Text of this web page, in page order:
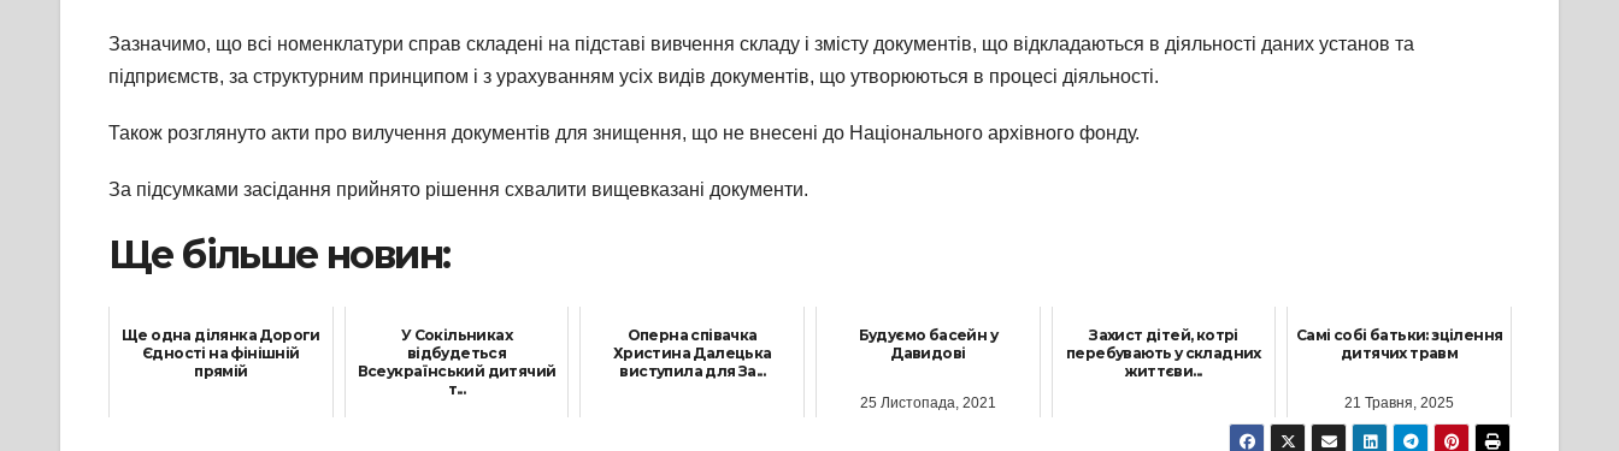
Зазначимо, що всі номенклатури справ складені на підставі вивчення складу і змісту документів, що відкладаються в діяльності даних установ та
підприємств, за структурним принципом і з урахуванням усіх видів документів, що утворюються в процесі діяльності.
Також розглянуто акти про вилучення документів для знищення, що не внесені до Національного архівного фонду.
За підсумками засідання прийнято рішення схвалити вищевказані документи.
Ще більше новин:
Ще одна ділянка Дороги
Єдності на фінішній
прямій
У Сокільниках
відбудеться
Всеукраїнський дитячий
т...
Оперна співачка
Христина Далецька
виступила для За...
Будуємо басейн у
Давидові
25 Листопада, 2021
Захист дітей, котрі
перебувають у складних
життєви...
Самі собі батьки: зцілення
дитячих травм
21 Травня, 2025